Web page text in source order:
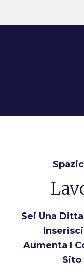
Sei Una
Aumenta I
Sito